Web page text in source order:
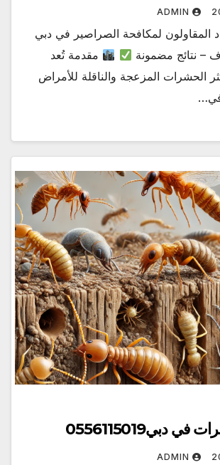
ADMIN
المقاولون لمكافحة الصراصير في دبي
– نتائج مضمونة
مقدمة تُعد
الحشرات المزعجة والناقلة للأمراض
في…
دبي0556115019
ADMIN